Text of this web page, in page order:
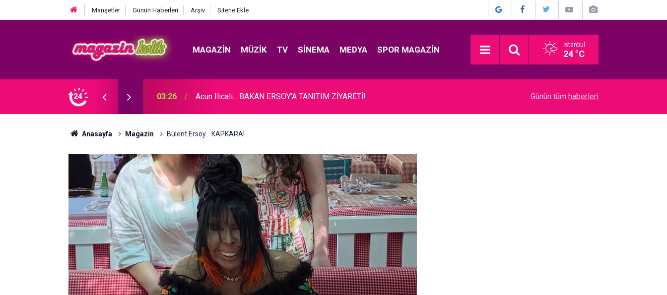
Manşetler Günün Haberleri Arşiv Sitene Ekle
MAGAZIN MÜZIK TV SINEMA MEDYA SPOR MAGAZIN İstanbul
24 °C
24
BABAYA ZİNA SUÇLAMASI! 03:26 Acun Ilıcalı... BAKAN ERSOY'A TANITIM ZİYARETİ! Devrim Özkan... ACI GÜNÜ! HABERİ BASIN
Günün tüm haberleri
Anasayfa Magazin Bülent Ersoy... KAPKARA!